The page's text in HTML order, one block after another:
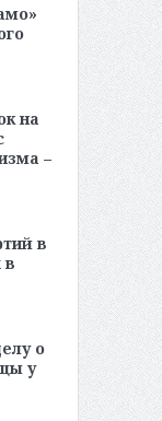
на
–
в
в
о
у